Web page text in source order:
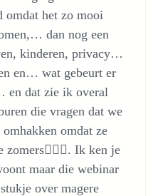
omdat het zo mooi
dan nog een
kinderen, privacy…
en… wat gebeurt er
en dat zie ik overal
die vragen dat we
omdat ze
zomers🤷🏻‍♀️. Ik ken je
maar die webinar
over magere